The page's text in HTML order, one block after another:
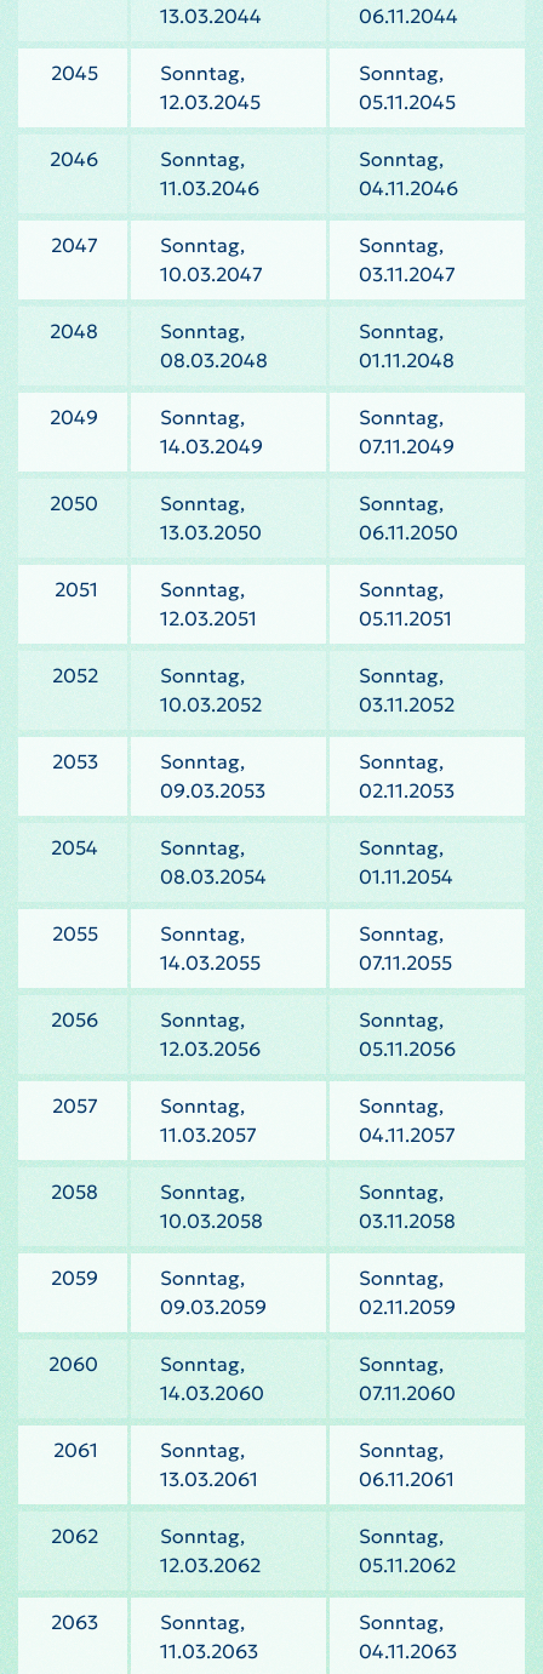
13.03.2044
06.11.2044
2045
Sonntag,
12.03.2045
Sonntag,
05.11.2045
2046
Sonntag,
11.03.2046
Sonntag,
04.11.2046
2047
Sonntag,
10.03.2047
Sonntag,
03.11.2047
2048
Sonntag,
08.03.2048
Sonntag,
01.11.2048
2049
Sonntag,
14.03.2049
Sonntag,
07.11.2049
2050
Sonntag,
13.03.2050
Sonntag,
06.11.2050
2051
Sonntag,
12.03.2051
Sonntag,
05.11.2051
2052
Sonntag,
10.03.2052
Sonntag,
03.11.2052
2053
Sonntag,
09.03.2053
Sonntag,
02.11.2053
2054
Sonntag,
08.03.2054
Sonntag,
01.11.2054
2055
Sonntag,
14.03.2055
Sonntag,
07.11.2055
2056
Sonntag,
12.03.2056
Sonntag,
05.11.2056
2057
Sonntag,
11.03.2057
Sonntag,
04.11.2057
2058
Sonntag,
10.03.2058
Sonntag,
03.11.2058
2059
Sonntag,
09.03.2059
Sonntag,
02.11.2059
2060
Sonntag,
14.03.2060
Sonntag,
07.11.2060
2061
Sonntag,
13.03.2061
Sonntag,
06.11.2061
2062
Sonntag,
12.03.2062
Sonntag,
05.11.2062
2063
Sonntag,
11.03.2063
Sonntag,
04.11.2063